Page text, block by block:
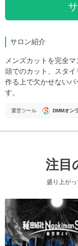
サロン紹介
メンズカットを完全
頭でのカット、スタ
作る上で欠かせない
す。
運営ツール DMMオン
注目
盛り上が